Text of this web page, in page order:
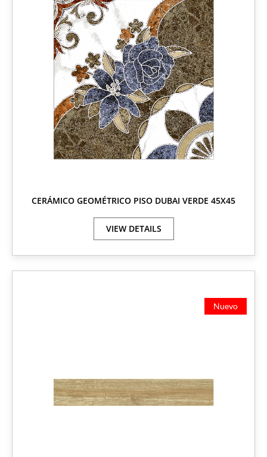
CERÁMICO GEOMÉTRICO PISO DUBAI VERDE 45X45
VIEW DETAILS
Nuevo